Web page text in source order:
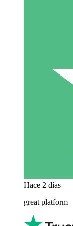
Hace 2 días
great platform